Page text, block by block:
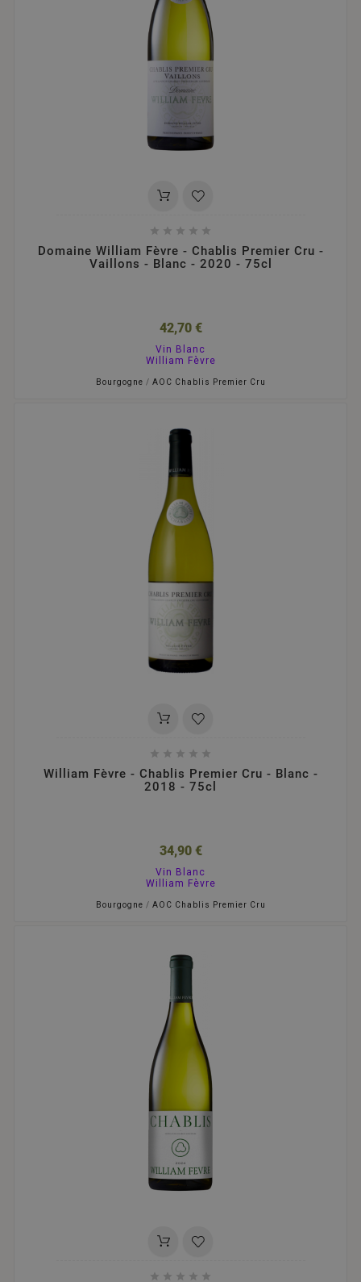
    
Domaine William Fèvre - Chablis Premier Cru -
Vaillons - Blanc - 2020 - 75cl
42,70 €
Vin Blanc
William Fèvre
Bourgogne / AOC Chablis Premier Cru
    
William Fèvre - Chablis Premier Cru - Blanc -
2018 - 75cl
34,90 €
Vin Blanc
William Fèvre
Bourgogne / AOC Chablis Premier Cru
    